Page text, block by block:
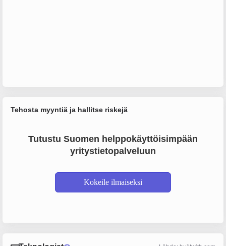
Tehosta myyntiä ja hallitse riskejä
Tutustu Suomen helppokäyttöisimpään
yritystietopalveluun
Kokeile ilmaiseksi